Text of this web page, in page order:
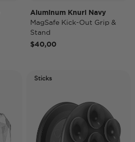
Aluminum Knurl Navy
MagSafe Kick-Out Grip &
Stand
$40,00
Sticks